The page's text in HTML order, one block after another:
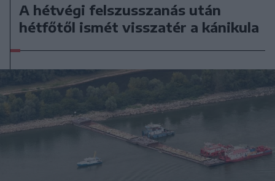
A hétvégi felszusszanás után
hétfőtől ismét visszatér a kánikula